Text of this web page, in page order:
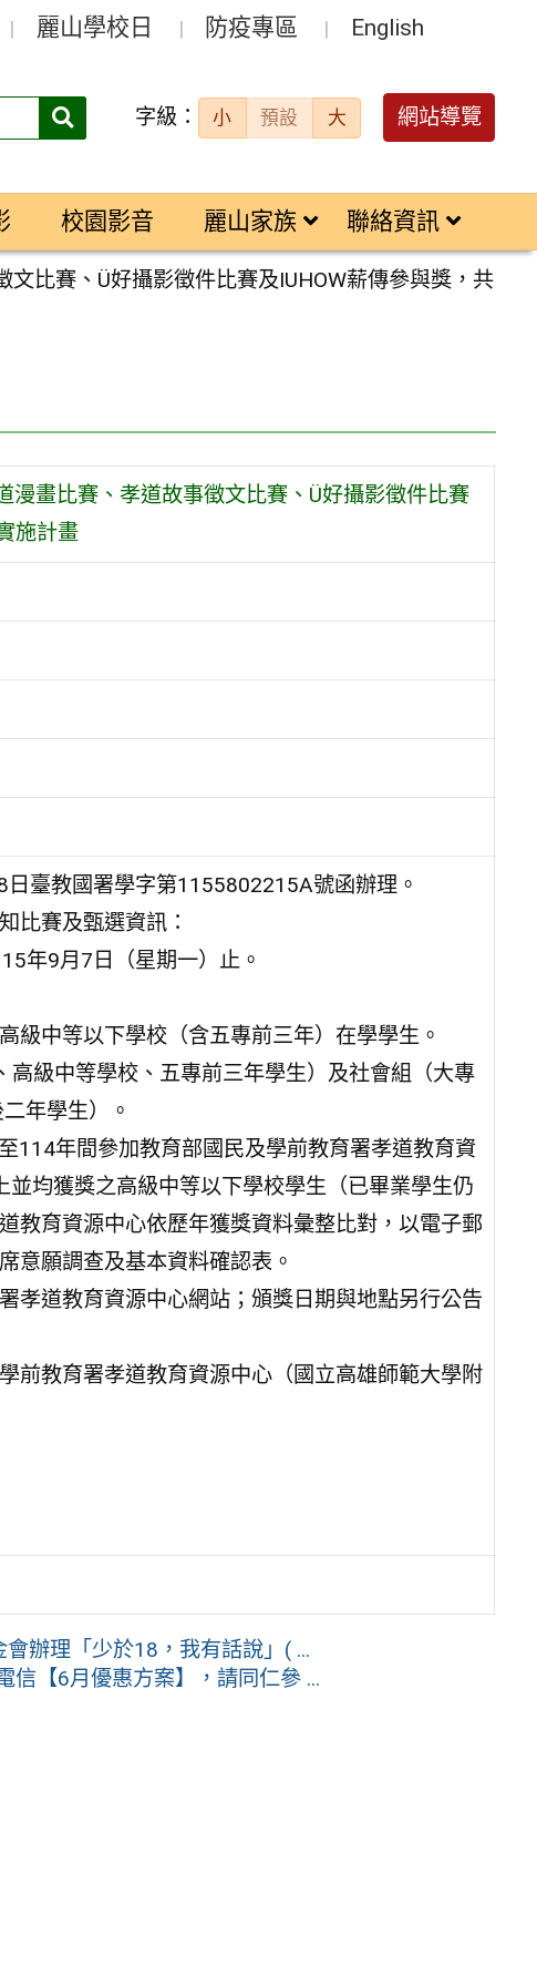
麗山學校日 防疫專區 English
搜
字級： 小 預設 大 網站導覽
校園影音 麗山家族 聯絡資訊
比賽、Ü好攝影徵件比賽及IUHOW薪傳參與獎，共
畫比賽、孝道故事徵文比賽、Ü好攝影徵件比賽
施計畫
臺教國署學字第1155802215A號函辦理。
比賽及甄選資訊：
年9月7日（星期一）止。
級中等以下學校（含五專前三年）在學學生。
高級中等學校、五專前三年學生）及社會組（大專
年學生）。
114年間參加教育部國民及學前教育署孝道教育資
均獲獎之高級中等以下學校學生（已畢業學生仍
教育資源中心依歷年獲獎資料彙整比對，以電子郵
意願調查及基本資料確認表。
孝道教育資源中心網站；頒獎日期與地點另行公告
前教育署孝道教育資源中心（國立高雄師範大學附
辦理「少於18，我有話說」( ...
信【6月優惠方案】，請同仁參 ...